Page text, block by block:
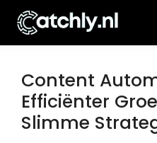
Content
Efficiënter
Slimme